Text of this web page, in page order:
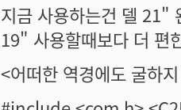
지금 사용하는건 델 21"
19" 사용할때보다 더 편
<어떠한 역경에도 굴하